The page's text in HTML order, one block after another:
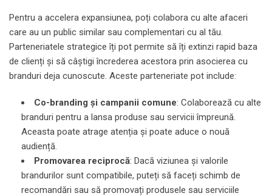
Pentru a accelera expansiunea, poți colabora cu alte afaceri
care au un public similar sau complementari cu al tău.
Parteneriatele strategice îți pot permite să îți extinzi rapid baza
de clienți și să câștigi încrederea acestora prin asocierea cu
branduri deja cunoscute. Aceste parteneriate pot include:
Co-branding și campanii comune: Colaborează cu alte
branduri pentru a lansa produse sau servicii împreună.
Aceasta poate atrage atenția și poate aduce o nouă
audiență.
Promovarea reciprocă: Dacă viziunea și valorile
brandurilor sunt compatibile, puteți să faceți schimb de
recomandări sau să promovați produsele sau serviciile